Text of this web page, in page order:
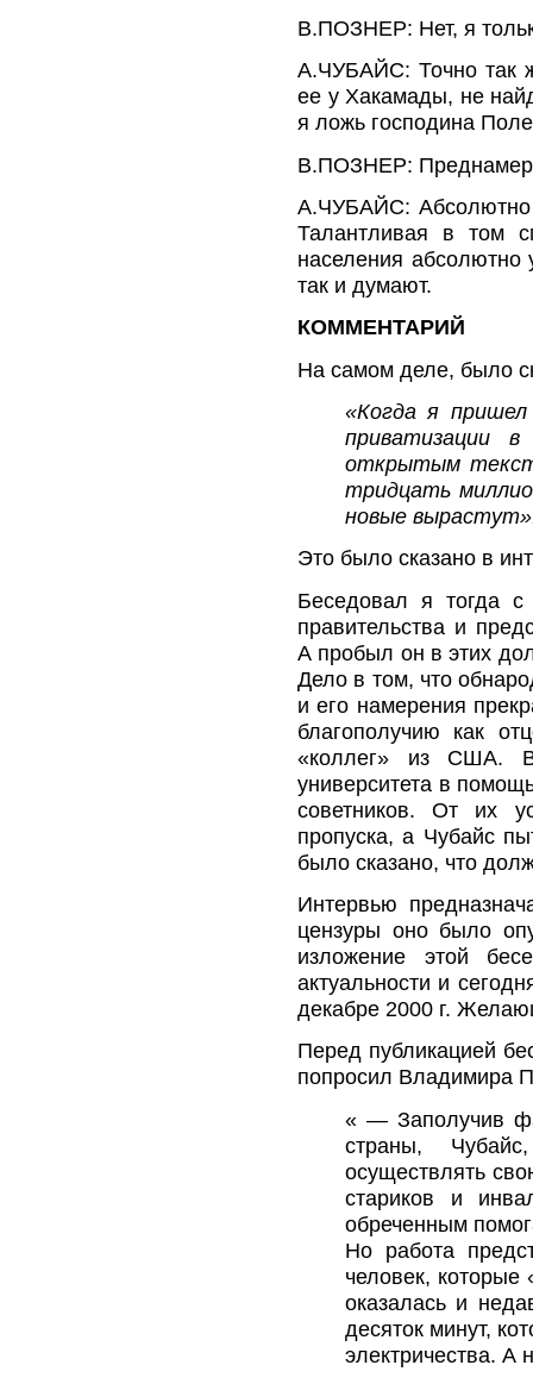
В.ПОЗНЕР: Нет, я
А.ЧУБАЙС: Точно так
ее у Хакамады, не
я ложь господина
В.ПОЗНЕР:
А.ЧУБАЙС: Абсолютно
Талантливая в том
населения
так и думают.
КОММЕНТАРИЙ
На самом деле, было
«Когда я
приватизации
открытым
тридцать
новые
Это было сказано в
Беседовал я тогда
правительства и
А пробыл он в этих
Дело в том, что
и его намерения
благополучию как
«коллег» из США.
университета в
советников. От их
пропуска, а Чубайс
было сказано, что
Интервью
цензуры оно было
изложение этой
актуальности и
декабре 2000 г.
Перед публикацией
попросил Владимира
« — Заполучив
страны,
осуществлять
стариков и
обреченным
Но работа
человек,
оказалась и
десяток минут,
электричества. А